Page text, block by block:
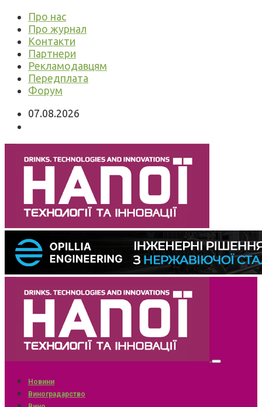
Про нас
Про журнал
Контакти
Партнери
Рекламодавцям
Передплата
Форум
07.08.2026
Новини
Виноградарство